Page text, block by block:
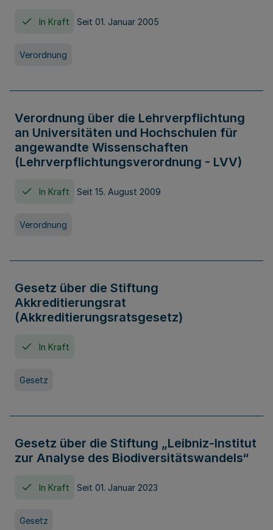
In Kraft Seit 01. Januar 2005
Verordnung
Verordnung über die Lehrverpflichtung
an Universitäten und Hochschulen für
angewandte Wissenschaften
(Lehrverpflichtungsverordnung - LVV)
In Kraft Seit 15. August 2009
Verordnung
Gesetz über die Stiftung
Akkreditierungsrat
(Akkreditierungsratsgesetz)
In Kraft
Gesetz
Gesetz über die Stiftung „Leibniz-Institut
zur Analyse des Biodiversitätswandels“
In Kraft Seit 01. Januar 2023
Gesetz